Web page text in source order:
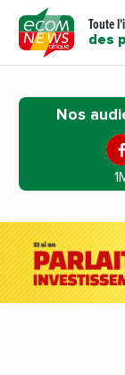
Toute
des
Nos